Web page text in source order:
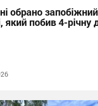
обрано запобіжний
який побив 4-річну